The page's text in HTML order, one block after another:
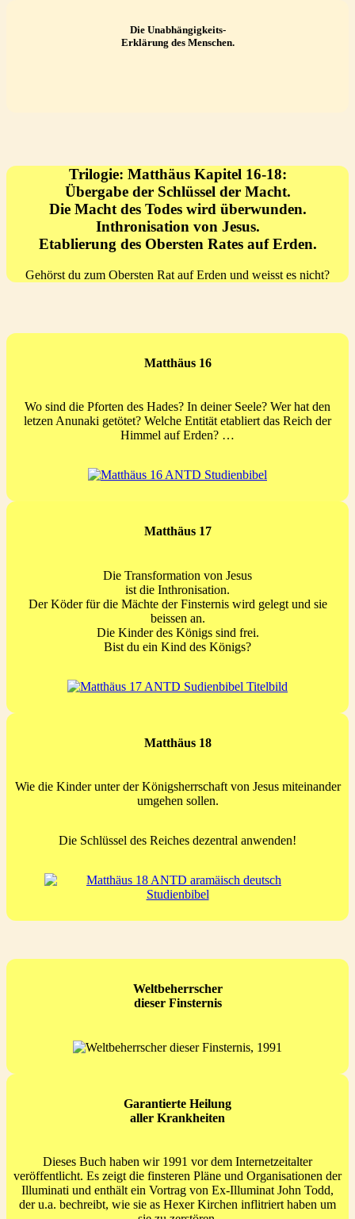
Die Unabhängigkeits-
Erklärung des Menschen.
Trilogie: Matthäus Kapitel 16-18:
Übergabe der Schlüssel der Macht.
Die Macht des Todes wird überwunden.
Inthronisation von Jesus.
Etablierung des Obersten Rates auf Erden.
Gehörst du zum Obersten Rat auf Erden und weisst es nicht?
Matthäus 16
Wo sind die Pforten des Hades? In deiner Seele? Wer hat den
letzen Anunaki getötet? Welche Entität etabliert das Reich der
Himmel auf Erden? …
Matthäus 17
Die Transformation von Jesus
ist die Inthronisation.
Der Köder für die Mächte der Finsternis wird gelegt und sie
beissen an.
Die Kinder des Königs sind frei.
Bist du ein Kind des Königs?
Matthäus 18
Wie die Kinder unter der Königsherrschaft von Jesus miteinander
umgehen sollen.
Die Schlüssel des Reiches dezentral anwenden!
Weltbeherrscher
dieser Finsternis
Garantierte Heilung
aller Krankheiten
Dieses Buch haben wir 1991 vor dem Internetzeitalter
veröffentlicht. Es zeigt die finsteren Pläne und Organisationen der
Illuminati und enthält ein Vortrag von Ex-Illuminat John Todd,
der u.a. bechreibt, wie sie as Hexer Kirchen inflitriert haben um